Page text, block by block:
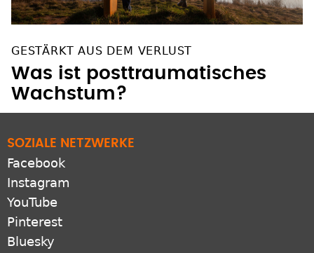
GESTÄRKT AUS DEM VERLUST
Was ist posttraumatisches
Wachstum?
SOZIALE NETZWERKE
Facebook
Instagram
YouTube
Pinterest
Bluesky